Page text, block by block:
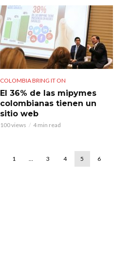
COLOMBIA BRING IT ON
El 36% de las mipymes
colombianas tienen un
sitio web
100 views 4 min read
1 … 3 4 5 6